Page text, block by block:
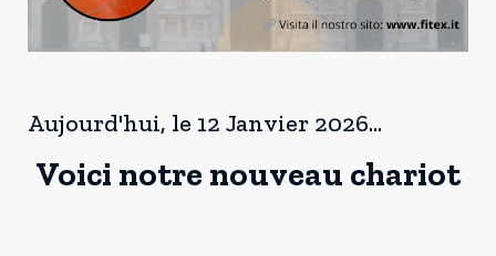
Aujourd'hui, le 12 Janvier 2026...
Voici notre nouveau chariot